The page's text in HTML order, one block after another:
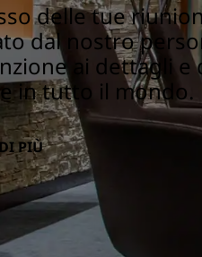
delle tue
dal nostro
ai dettagli
in tutto il mondo.
PIÙ